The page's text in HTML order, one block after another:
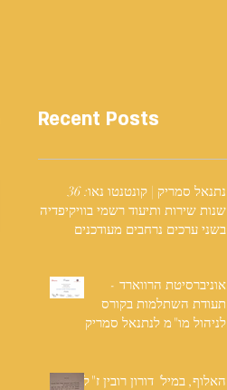
Recent Posts
נתנאל סמריק | קונטנטו נאו: 36
שנות שירות ותיעוד רשמי בוויקיפדיה
בשני ערכים נרחבים מעודכנים
אוניברסיטת הרווארד -
תעודת השתלמות בקורס
לניהול מו"מ לנתנאל סמריק
האלוף, במיל' דורון רובין ז"ל,